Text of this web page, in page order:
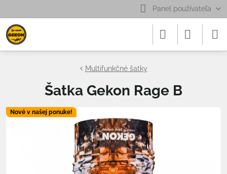
Panel používateľa
Nové v našej ponuke!
Multifunkčné šatky
Šatka Gekon Rage B